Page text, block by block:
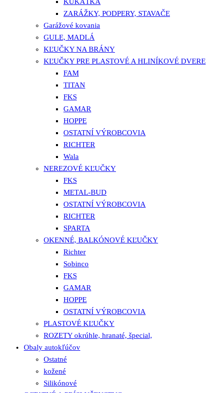
ZARÁŽKY, PODPERY, STAVAČE
Garážové kovania
GULE, MADLÁ
KĽUČKY NA BRÁNY
KĽUČKY PRE PLASTOVÉ A HLINÍKOVÉ DVERE
FAM
TITAN
FKS
GAMAR
HOPPE
OSTATNÍ VÝROBCOVIA
RICHTER
Wala
NEREZOVÉ KĽUČKY
FKS
METAL-BUD
OSTATNÍ VÝROBCOVIA
RICHTER
SPARTA
OKENNÉ, BALKÓNOVÉ KĽUČKY
Richter
Sobinco
FKS
GAMAR
HOPPE
OSTATNÍ VÝROBCOVIA
PLASTOVÉ KĽUČKY
ROZETY okrúhle, hranaté, špecial,
Obaly autokľúčov
Ostatné
kožené
Silikónové